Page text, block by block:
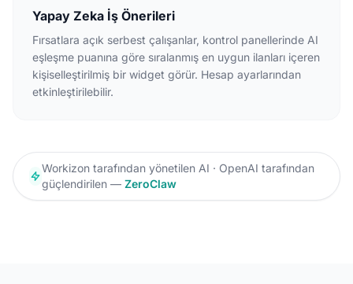
Yapay Zeka İş Önerileri
Fırsatlara açık serbest çalışanlar, kontrol panellerinde AI
eşleşme puanına göre sıralanmış en uygun ilanları içeren
kişiselleştirilmiş bir widget görür. Hesap ayarlarından
etkinleştirilebilir.
Workizon tarafından yönetilen AI · OpenAI tarafından
güçlendirilen —ZeroClaw